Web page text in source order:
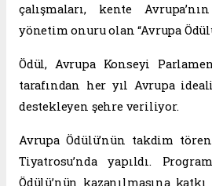
çalışmaları, kente
yönetim onuru olan “Avrupa
Ödül, Avrupa Konseyi
tarafından her yıl Avrupa
destekleyen şehre veriliyor.
Avrupa Ödülü’nün takdim
Tiyatrosu’nda yapıldı.
Ödülü’nün kazanılmasına katkı